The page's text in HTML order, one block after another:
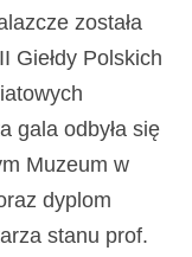
została
Giełdy Polskich
gala odbyła się
Muzeum w
dyplom
stanu prof.